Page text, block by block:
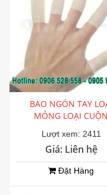
BAO NGÓN TAY
MỎNG LOẠI CUỘN
Lượt xem: 2411
Giá: Liên hệ
Đặt Hàng